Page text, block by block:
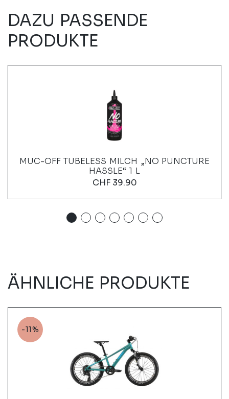
DAZU PASSENDE
PRODUKTE
MUC-OFF TUBELESS MILCH „NO PUNCTURE
HASSLE“ 1 L
CHF39.90
ÄHNLICHE PRODUKTE
-11%